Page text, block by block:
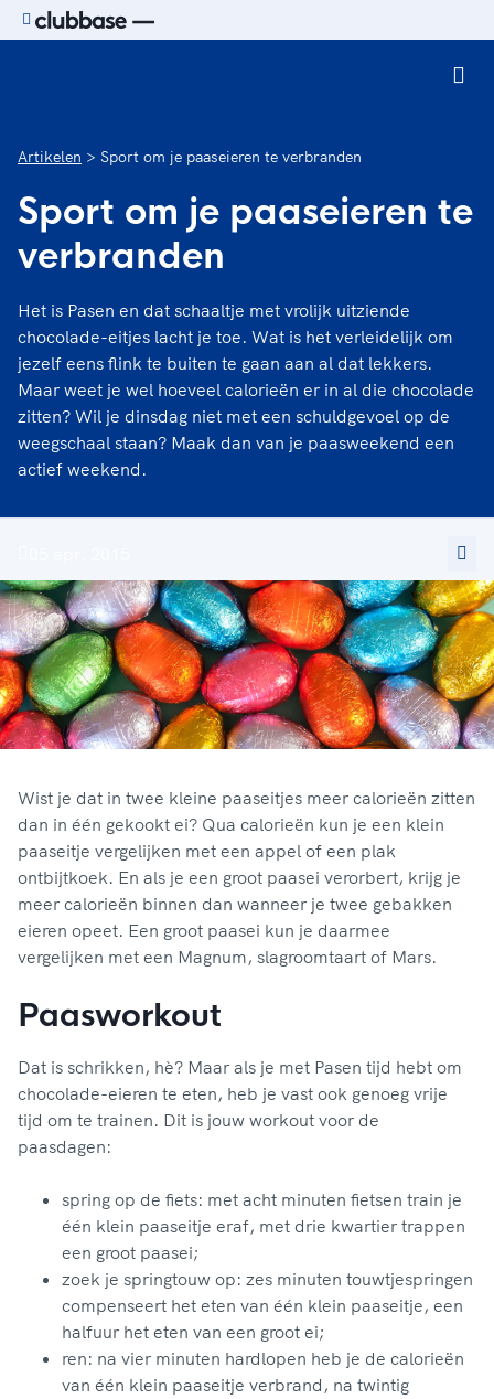
Artikelen Sport om je paaseieren te verbranden
Sport om je paaseieren te
verbranden
Het is Pasen en dat schaaltje met vrolijk uitziende
chocolade-eitjes lacht je toe. Wat is het verleidelijk om
jezelf eens flink te buiten te gaan aan al dat lekkers.
Maar weet je wel hoeveel calorieën er in al die chocolade
zitten? Wil je dinsdag niet met een schuldgevoel op de
weegschaal staan? Maak dan van je paasweekend een
actief weekend.
Wist je dat in twee kleine paaseitjes meer calorieën zitten
dan in één gekookt ei? Qua calorieën kun je een klein
paaseitje vergelijken met een appel of een plak
ontbijtkoek. En als je een groot paasei verorbert, krijg je
meer calorieën binnen dan wanneer je twee gebakken
eieren opeet. Een groot paasei kun je daarmee
vergelijken met een Magnum, slagroomtaart of Mars.
Paasworkout
Dat is schrikken, hè? Maar als je met Pasen tijd hebt om
chocolade-eieren te eten, heb je vast ook genoeg vrije
tijd om te trainen. Dit is jouw workout voor de
paasdagen:
spring op de fiets: met acht minuten fietsen train je
één klein paaseitje eraf, met drie kwartier trappen
een groot paasei;
zoek je springtouw op: zes minuten touwtjespringen
compenseert het eten van één klein paaseitje, een
halfuur het eten van een groot ei;
ren: na vier minuten hardlopen heb je de calorieën
van één klein paaseitje verbrand, na twintig